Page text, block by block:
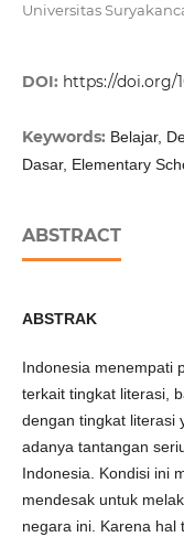
Universitas
DOI: https://doi.org/
Keywords: Belajar,
Dasar, Elementary
ABSTRACT
ABSTRAK
Indonesia menempati
terkait tingkat literasi,
dengan tingkat literasi
adanya tantangan
Indonesia. Kondisi ini
mendesak untuk
negara ini. Karena hal